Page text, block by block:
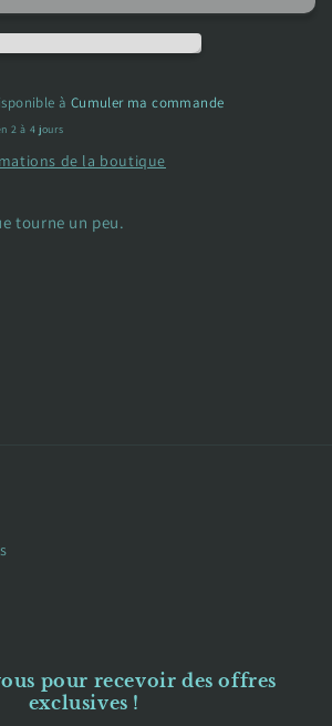
à Cumuler ma commande
2 à 4 jours
de la boutique
tourne un peu.
pour recevoir des offres
exclusives !